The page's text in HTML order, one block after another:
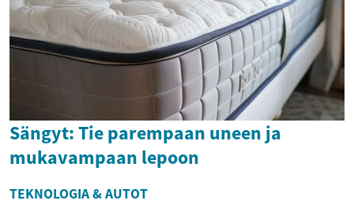
Sängyt: Tie parempaan uneen ja
mukavampaan lepoon
TEKNOLOGIA & AUTOT